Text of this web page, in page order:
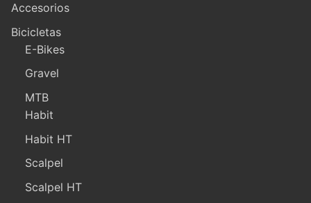
Accesorios
Bicicletas
E-Bikes
Gravel
MTB
Habit
Habit HT
Scalpel
Scalpel HT